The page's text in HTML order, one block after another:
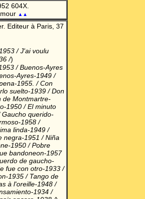
604X.
▲▲
Editeur à Paris, 37
/ J'ai voulu
/)
/ Buenos-Ayres
Ayres-1949 /
1955. / Con
suelto-1939 / Don
de Montmartre-
1950 / El minuto
querido-
1958 /
linda-1949 /
negra-1951 / Niña
1950 / Pobre
bandoneon-1957
de gaucho-
fue con otro-1933 /
1935 / Tango de
à l'oreille-1948 /
1934 /